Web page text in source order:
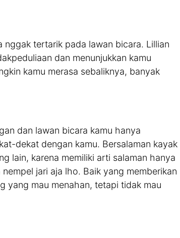
nggak tertarik pada lawan bicara. Lillian
dan menunjukkan kamu
kamu merasa sebaliknya, banyak
dan lawan bicara kamu hanya
dekat dengan kamu. Bersalaman kayak
lain, karena memiliki arti salaman hanya
jari aja lho. Baik yang memberikan
yang mau menahan, tetapi tidak mau